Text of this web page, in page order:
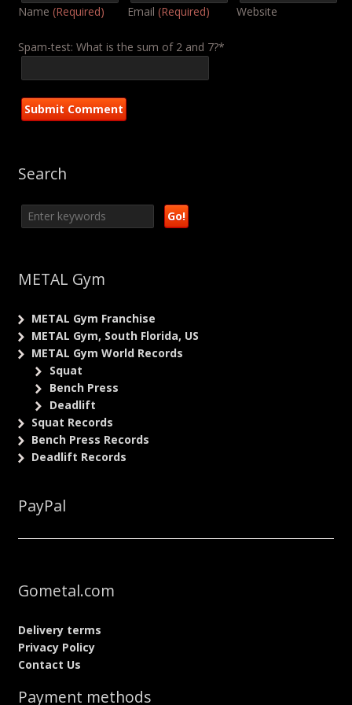
Name (Required) Email (Required) Website
Spam-test: What is the sum of 2 and 7?*
Search
METAL Gym
METAL Gym Franchise
METAL Gym, South Florida, US
METAL Gym World Records
Squat
Bench Press
Deadlift
Squat Records
Bench Press Records
Deadlift Records
PayPal
Gometal.com
Delivery terms
Privacy Policy
Contact Us
Payment methods